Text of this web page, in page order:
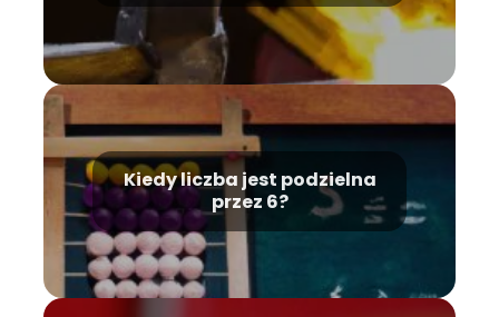
Kiedy liczba jest podzielna
przez 6?